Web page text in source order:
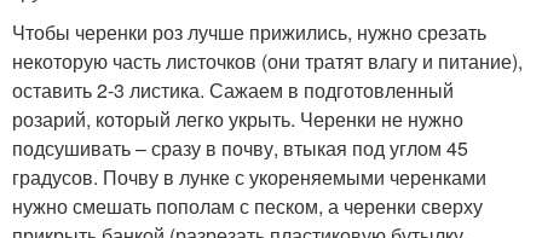
Чтобы черенки роз лучше прижились, нужно срезать
некоторую часть листочков (они тратят влагу и питание),
оставить 2-3 листика. Сажаем в подготовленный
розарий, который легко укрыть. Черенки не нужно
подсушивать – сразу в почву, втыкая под углом 45
градусов. Почву в лунке с укореняемыми черенками
нужно смешать пополам с песком, а черенки сверху